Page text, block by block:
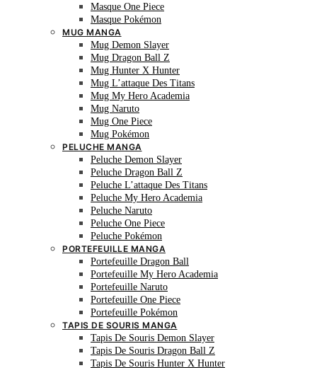
Masque One Piece
Masque Pokémon
MUG MANGA
Mug Demon Slayer
Mug Dragon Ball Z
Mug Hunter X Hunter
Mug L’attaque Des Titans
Mug My Hero Academia
Mug Naruto
Mug One Piece
Mug Pokémon
PELUCHE MANGA
Peluche Demon Slayer
Peluche Dragon Ball Z
Peluche L’attaque Des Titans
Peluche My Hero Academia
Peluche Naruto
Peluche One Piece
Peluche Pokémon
PORTEFEUILLE MANGA
Portefeuille Dragon Ball
Portefeuille My Hero Academia
Portefeuille Naruto
Portefeuille One Piece
Portefeuille Pokémon
TAPIS DE SOURIS MANGA
Tapis De Souris Demon Slayer
Tapis De Souris Dragon Ball Z
Tapis De Souris Hunter X Hunter